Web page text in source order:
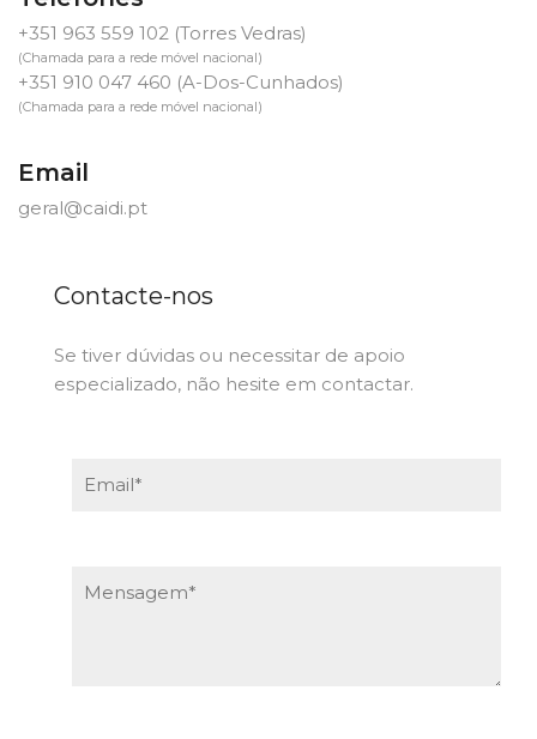
+351 963 559 102 (Torres Vedras)
(Chamada para a rede móvel nacional)
+351 910 047 460 (A-Dos-Cunhados)
(Chamada para a rede móvel nacional)
Email
geral@caidi.pt
Contacte-nos
Se tiver dúvidas ou necessitar de apoio
especializado, não hesite em contactar.